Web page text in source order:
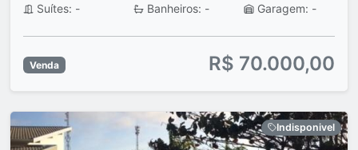
Suítes: -
Banheiros: - Garagem: -
Venda R$ 70.000,00
Indisponivel